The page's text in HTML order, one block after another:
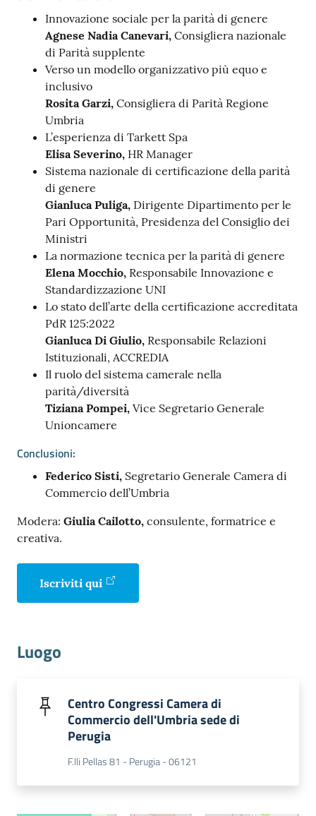
Innovazione sociale per la parità di genere
Agnese Nadia Canevari, Consigliera nazionale
di Parità supplente
Verso un modello organizzativo più equo e
inclusivo
Rosita Garzi, Consigliera di Parità Regione
Umbria
L’esperienza di Tarkett Spa
Elisa Severino, HR Manager
Sistema nazionale di certificazione della parità
di genere
Gianluca Puliga, Dirigente Dipartimento per le
Pari Opportunità, Presidenza del Consiglio dei
Ministri
La normazione tecnica per la parità di genere
Elena Mocchio, Responsabile Innovazione e
Standardizzazione UNI
Lo stato dell’arte della certificazione accreditata
PdR 125:2022
Gianluca Di Giulio, Responsabile Relazioni
Istituzionali, ACCREDIA
Il ruolo del sistema camerale nella
parità/diversità
Tiziana Pompei, Vice Segretario Generale
Unioncamere
Conclusioni:
Federico Sisti, Segretario Generale Camera di
Commercio dell’Umbria
Modera: Giulia Cailotto, consulente, formatrice e
creativa.
Iscriviti qui
Luogo
Centro Congressi Camera di
Commercio dell'Umbria sede di
Perugia
F.lli Pellas 81 - Perugia - 06121